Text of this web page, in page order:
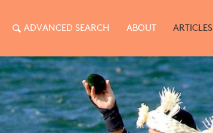
ADVANCED SEARCH ABOUT ARTICLES